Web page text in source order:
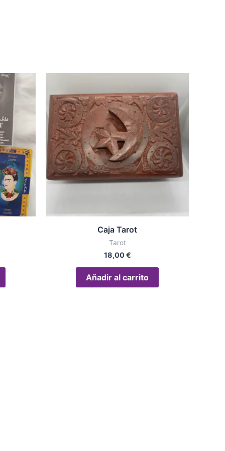
Caja Tarot
Tarot
18,00€
Añadir al carrito